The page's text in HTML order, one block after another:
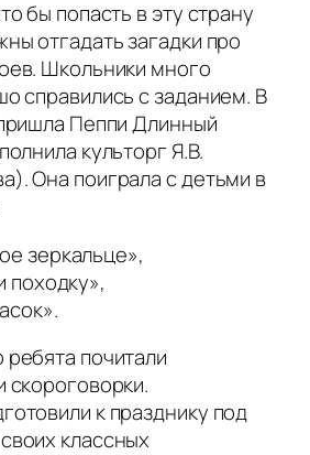
бы попасть в эту страну
отгадать загадки про
Школьники много
справились с заданием. В
Пеппи Длинный
культорг Я.В.
Она поиграла с детьми в
зеркальце»,
походку»,
почитали
скороговорки.
к празднику под
классных